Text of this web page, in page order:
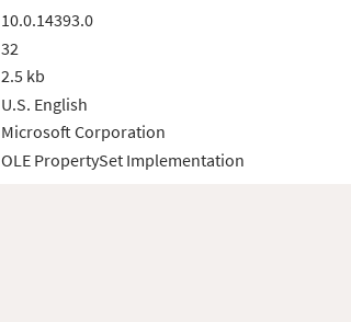
10.0.14393.0
32
2.5 kb
U.S. English
Microsoft Corporation
OLE PropertySet Implementation